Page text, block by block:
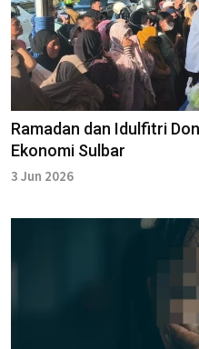
Ramadan dan Idulfitri
Ekonomi Sulbar
3 Jun 2026